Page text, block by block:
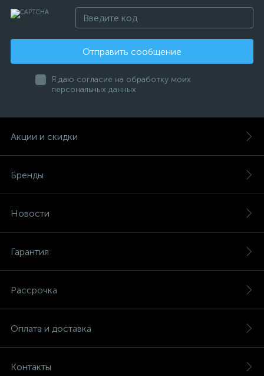
Отправить сообщение
Я даю согласие на обработку моих
персональных данных
Акции и скидки
Бренды
Новости
Гарантия
Рассрочка
Оплата и доставка
Контакты